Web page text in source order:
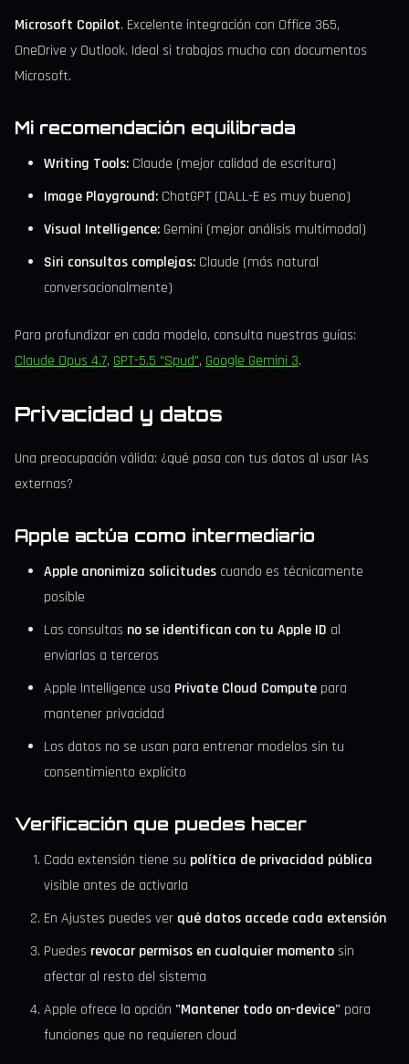
Microsoft Copilot. Excelente integración con Office 365,
OneDrive y Outlook. Ideal si trabajas mucho con documentos
Microsoft.
Mi recomendación equilibrada
Writing Tools: Claude (mejor calidad de escritura)
Image Playground: ChatGPT (DALL-E es muy bueno)
Visual Intelligence: Gemini (mejor análisis multimodal)
Siri consultas complejas: Claude (más natural
conversacionalmente)
Para profundizar en cada modelo, consulta nuestras guías:
Claude Opus 4.7, GPT-5.5 "Spud", Google Gemini 3.
Privacidad y datos
Una preocupación válida: ¿qué pasa con tus datos al usar IAs
externas?
Apple actúa como intermediario
Apple anonimiza solicitudes cuando es técnicamente
posible
Las consultas no se identifican con tu Apple ID al
enviarlas a terceros
Apple Intelligence usa Private Cloud Compute para
mantener privacidad
Los datos no se usan para entrenar modelos sin tu
consentimiento explícito
Verificación que puedes hacer
Cada extensión tiene su política de privacidad pública
visible antes de activarla
En Ajustes puedes ver qué datos accede cada extensión
Puedes revocar permisos en cualquier momentosin
afectar al resto del sistema
Apple ofrece la opción "Mantener todo on-device" para
funciones que no requieren cloud